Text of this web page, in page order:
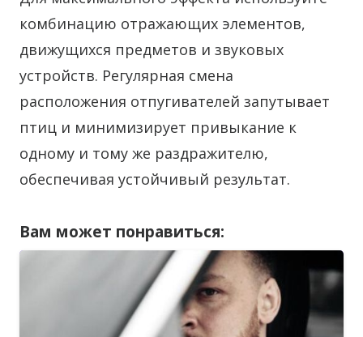
комбинацию отражающих элементов,
движущихся предметов и звуковых
устройств. Регулярная смена
расположения отпугивателей запутывает
птиц и минимизирует привыкание к
одному и тому же раздражителю,
обеспечивая устойчивый результат.
Вам может понравиться: